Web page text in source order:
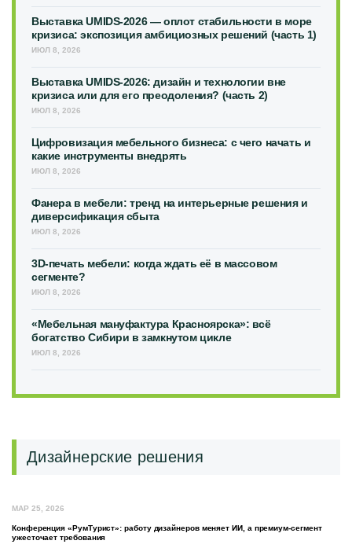
Выставка UMIDS-2026 — оплот стабильности в море
кризиса: экспозиция амбициозных решений (часть 1)
ИЮЛ 8, 2026
Выставка UMIDS-2026: дизайн и технологии вне
кризиса или для его преодоления? (часть 2)
ИЮЛ 8, 2026
Цифровизация мебельного бизнеса: с чего начать и
какие инструменты внедрять
ИЮЛ 8, 2026
Фанера в мебели: тренд на интерьерные решения и
диверсификация сбыта
ИЮЛ 8, 2026
3D-печать мебели: когда ждать её в массовом
сегменте?
ИЮЛ 8, 2026
«Мебельная мануфактура Красноярска»: всё
богатство Сибири в замкнутом цикле
ИЮЛ 8, 2026
Дизайнерские решения
МАР 25, 2026
Конференция «РумТурист»: работу дизайнеров меняет ИИ, а премиум-сегмент
ужесточает требования